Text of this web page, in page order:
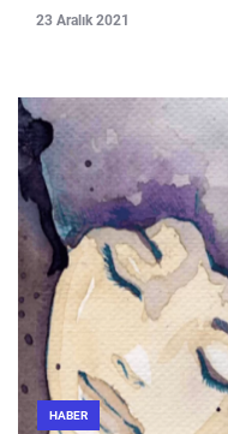
23 Aralık 2021
HABER